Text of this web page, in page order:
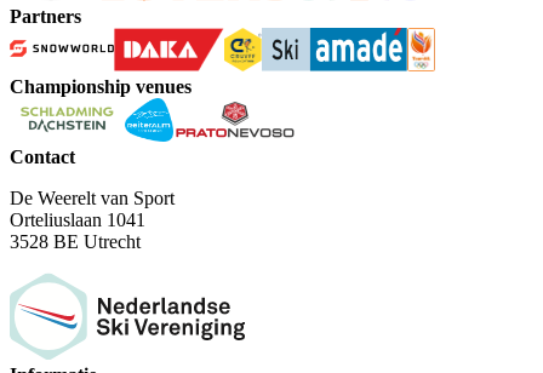
Partners
Championship venues
Contact
De Weerelt van Sport
Orteliuslaan 1041
3528 BE Utrecht